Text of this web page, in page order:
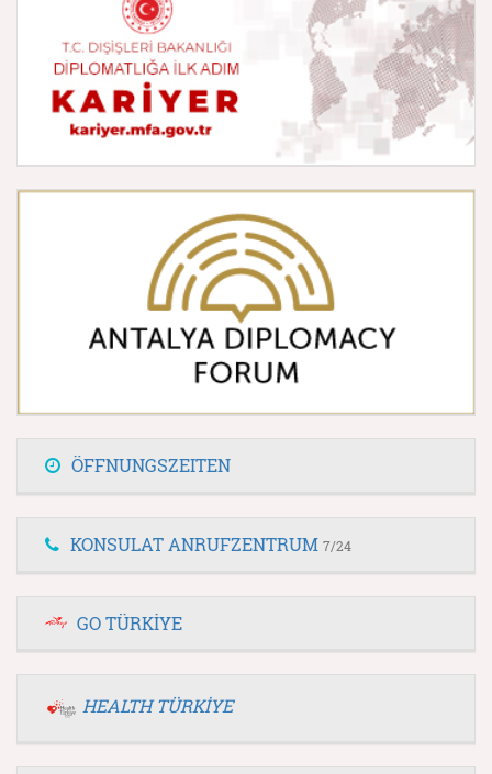
ÖFFNUNGSZEITEN
KONSULAT ANRUFZENTRUM 7/24
GO TÜRKİYE
HEALTH TÜRKİYE